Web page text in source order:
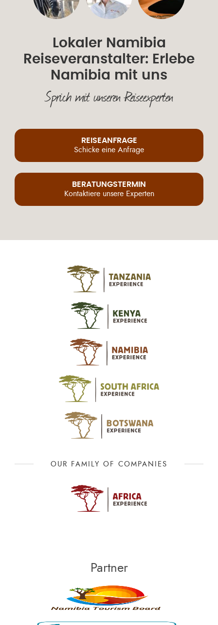
Lokaler Namibia
Reiseveranstalter: Erlebe
Namibia mit uns
Sprich mit unseren Reiseexperten
REISEANFRAGE
Schicke eine Anfrage
BERATUNGSTERMIN
Kontaktiere unsere Experten
OUR FAMILY OF COMPANIES
Partner